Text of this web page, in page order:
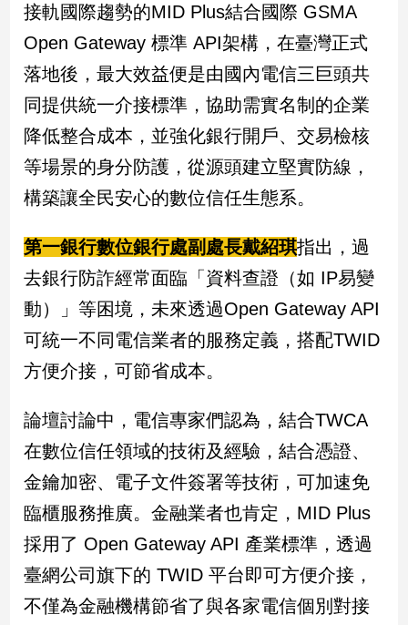
接軌國際趨勢的MID Plus結合國際 GSMA
Open Gateway 標準 API架構，在臺灣正式
落地後，最大效益便是由國內電信三巨頭共
同提供統一介接標準，協助需實名制的企業
降低整合成本，並強化銀行開戶、交易檢核
等場景的身分防護，從源頭建立堅實防線，
構築讓全民安心的數位信任生態系。
第一銀行數位銀行處副處長戴紹琪指出，過
去銀行防詐經常面臨「資料查證（如 IP易變
動）」等困境，未來透過Open Gateway API
可統一不同電信業者的服務定義，搭配TWID
方便介接，可節省成本。
論壇討論中，電信專家們認為，結合TWCA
在數位信任領域的技術及經驗，結合憑證、
金鑰加密、電子文件簽署等技術，可加速免
臨櫃服務推廣。金融業者也肯定，MID Plus
採用了 Open Gateway API 產業標準，透過
臺網公司旗下的 TWID 平台即可方便介接，
不僅為金融機構節省了與各家電信個別對接